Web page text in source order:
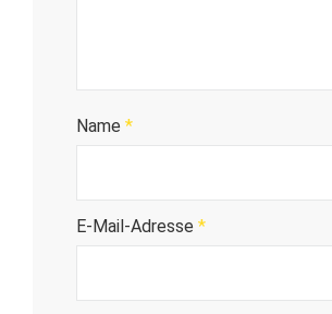
Name *
E-Mail-Adresse *